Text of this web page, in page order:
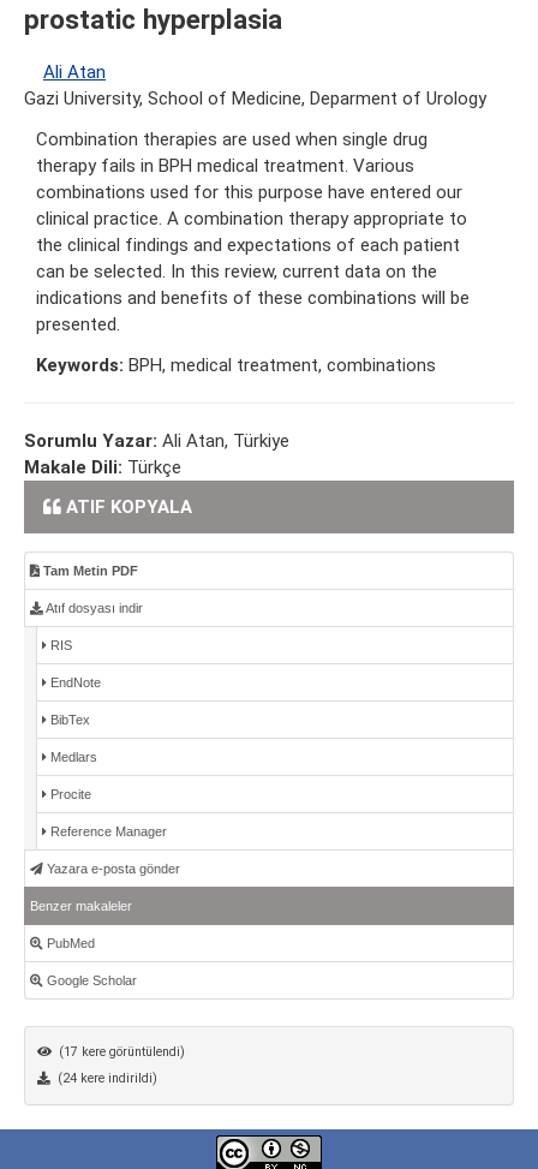
prostatic hyperplasia
Ali Atan
Gazi University, School of Medicine, Deparment of Urology
Combination therapies are used when single drug
therapy fails in BPH medical treatment. Various
combinations used for this purpose have entered our
clinical practice. A combination therapy appropriate to
the clinical findings and expectations of each patient
can be selected. In this review, current data on the
indications and benefits of these combinations will be
presented.
Keywords: BPH, medical treatment, combinations
Sorumlu Yazar: Ali Atan, Türkiye
Makale Dili: Türkçe
ATIF KOPYALA
Tam Metin PDF
Atıf dosyası indir
RIS
EndNote
BibTex
Medlars
Procite
Reference Manager
Yazara e-posta gönder
Benzer makaleler
PubMed
Google Scholar
(17 kere görüntülendi)
(24 kere indirildi)